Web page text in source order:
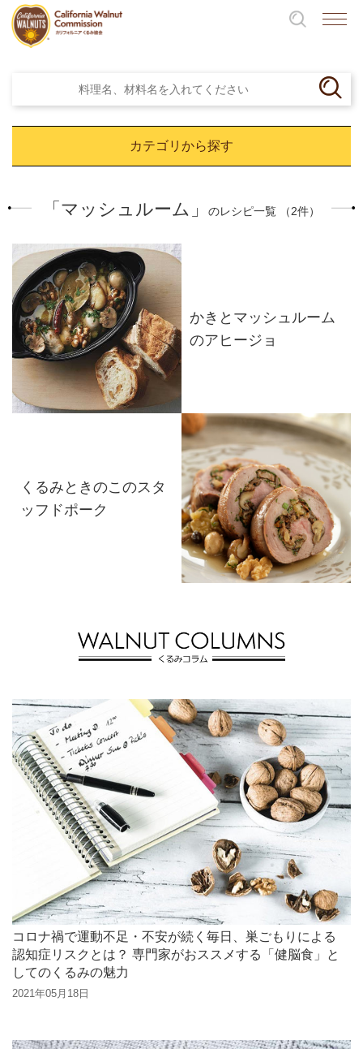
カテゴリから探す
「マッシュルーム」 のレシピ一覧 （2件）
かきとマッシュルーム
のアヒージョ
くるみときのこのスタ
ッフドポーク
コロナ禍で運動不足・不安が続く毎日、巣ごもりによる
認知症リスクとは？ 専門家がおススメする「健脳食」と
してのくるみの魅力
2021年05月18日